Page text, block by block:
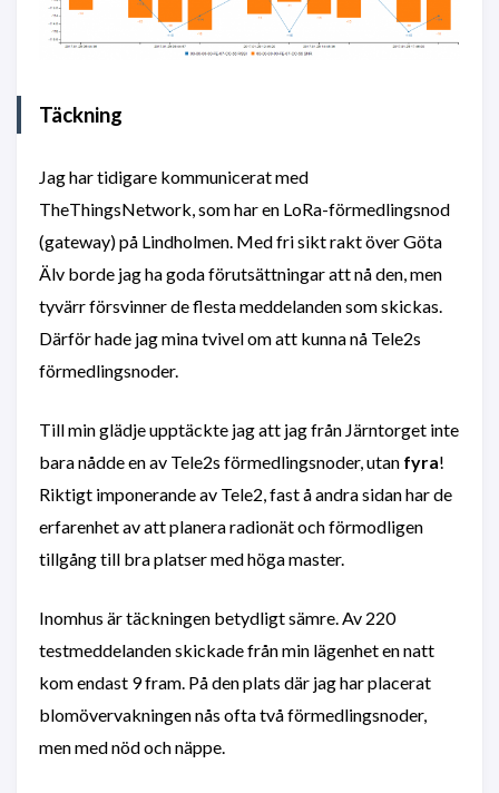
Täckning
Jag har tidigare kommunicerat med
TheThingsNetwork, som har en LoRa-förmedlingsnod
(gateway) på Lindholmen. Med fri sikt rakt över Göta
Älv borde jag ha goda förutsättningar att nå den, men
tyvärr försvinner de flesta meddelanden som skickas.
Därför hade jag mina tvivel om att kunna nå Tele2s
förmedlingsnoder.
Till min glädje upptäckte jag att jag från Järntorget inte
bara nådde en av Tele2s förmedlingsnoder, utan fyra!
Riktigt imponerande av Tele2, fast å andra sidan har de
erfarenhet av att planera radionät och förmodligen
tillgång till bra platser med höga master.
Inomhus är täckningen betydligt sämre. Av 220
testmeddelanden skickade från min lägenhet en natt
kom endast 9 fram. På den plats där jag har placerat
blomövervakningen nås ofta två förmedlingsnoder,
men med nöd och näppe.